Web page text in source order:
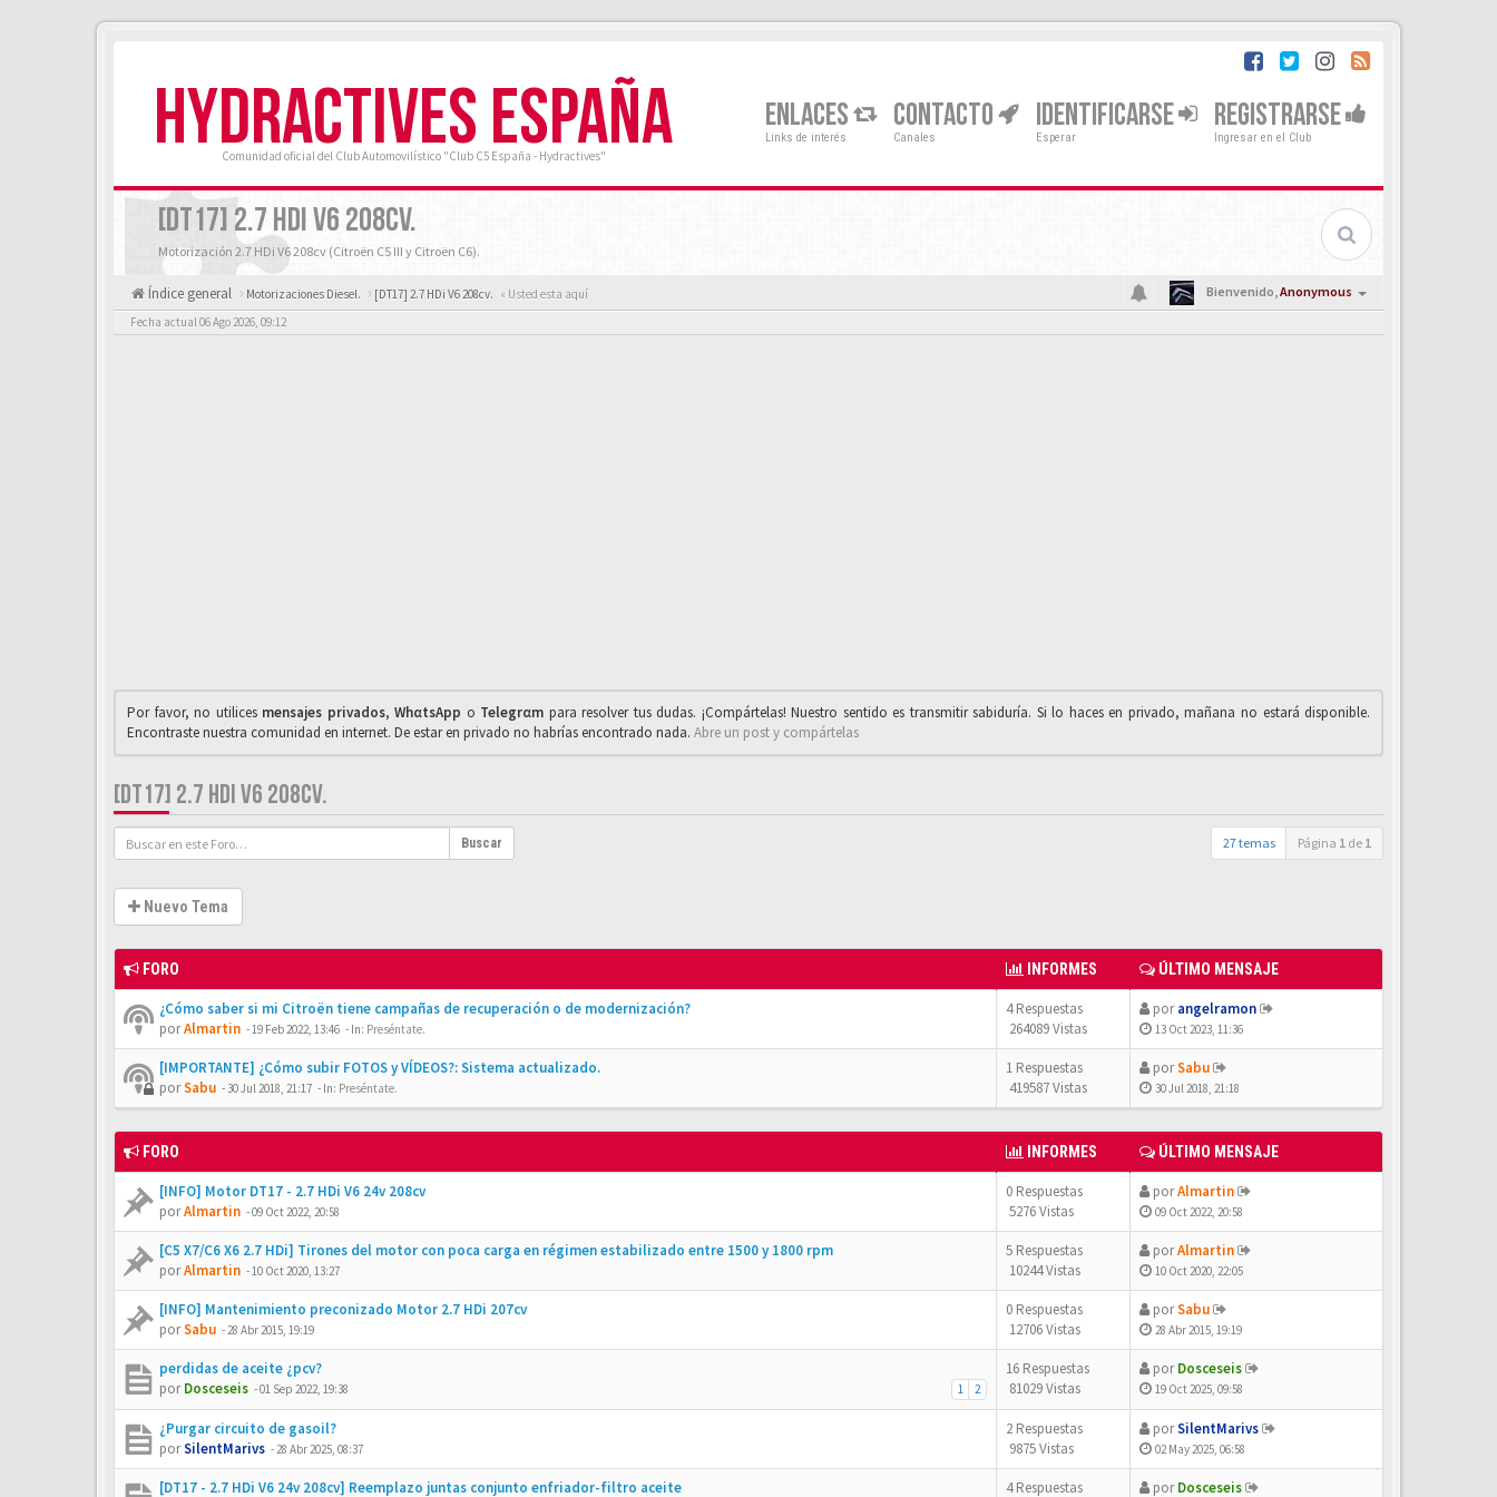
HYDRACTIVES ESPAÑA
Comunidad oficial del Club Automovilístico "Club C5 España - Hydractives"
ENLACES
Links de interés
CONTACTO
Canales
IDENTIFICARSE
Esperar
REGISTRARSE
Ingresar en el Club
[DT17] 2.7 HDI V6 208CV.
Motorización 2.7 HDi V6 208cv (Citroën C5 III y Citroën C6).
Índice general Motorizaciones Diesel. [DT17] 2.7 HDi V6 208cv. « Usted esta aquí Bienvenido,Anonymous
Fecha actual 06 Ago 2026, 09:12
Por favor, no utilices mensajes privados,WhαtsApp o Telegrαm para resolver tus dudas. ¡Compártelas! Nuestro sentido es transmitir sabiduría. Si lo haces en privado, mañana no estará disponible.
Encontraste nuestra comunidad en internet. De estar en privado no habrías encontrado nada. Abre un post y compártelas
[DT17] 2.7 HDI V6 208CV.
Buscar 27 temas Página 1 de 1
Nuevo Tema
FORO INFORMES ÚLTIMO MENSAJE
¿Cómo saber si mi Citroën tiene campañas de recuperación o de modernización?
porAlmartin -19 Feb 2022, 13:46 - In: Preséntate.
4 Respuestas
264089 Vistas
porangelramon
13 Oct 2023, 11:36
[IMPORTANTE] ¿Cómo subir FOTOS y VÍDEOS?: Sistema actualizado.
porSabu - 30 Jul 2018, 21:17 - In: Preséntate.
1 Respuestas
419587 Vistas
porSabu
30 Jul 2018, 21:18
FORO INFORMES ÚLTIMO MENSAJE
[INFO] Motor DT17 - 2.7 HDi V6 24v 208cv
porAlmartin -09 Oct 2022, 20:58
0 Respuestas
5276 Vistas
porAlmartin
09 Oct 2022, 20:58
[C5 X7/C6 X6 2.7 HDi] Tirones del motor con poca carga en régimen estabilizado entre 1500 y 1800 rpm
porAlmartin -10 Oct 2020, 13:27
5 Respuestas
10244 Vistas
porAlmartin
10 Oct 2020, 22:05
[INFO] Mantenimiento preconizado Motor 2.7 HDi 207cv
porSabu -28 Abr 2015, 19:19
0 Respuestas
12706 Vistas
porSabu
28 Abr 2015, 19:19
perdidas de aceite ¿pcv?
1 2
porDosceseis -01 Sep 2022, 19:38
16 Respuestas
81029 Vistas
porDosceseis
19 Oct 2025, 09:58
¿Purgar circuito de gasoil?
porSilentMarivs -28 Abr 2025, 08:37
2 Respuestas
9875 Vistas
porSilentMarivs
02 May 2025, 06:58
[DT17 - 2.7 HDi V6 24v 208cv] Reemplazo juntas conjunto enfriador-filtro aceite
4 Respuestas
porDosceseis